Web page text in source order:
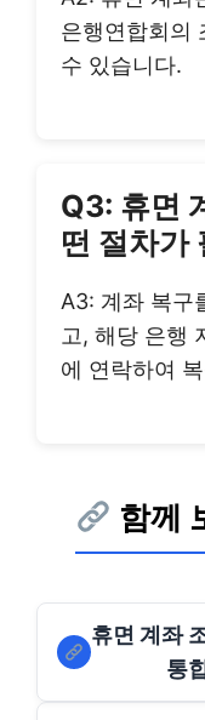
은행연합회의
수 있습니다.
Q3: 휴면
떤 절차가
A3: 계좌 복구
고, 해당 은행
에 연락하여
함께
휴면 계좌
통